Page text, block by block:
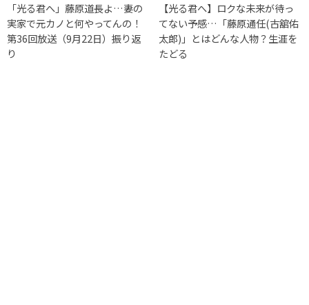
「光る君へ」藤原道長よ…妻の
実家で元カノと何やってんの！
第36回放送（9月22日）振り返
り
【光る君へ】ロクな未来が待っ
てない予感…「藤原通任(古舘佑
太郎)」とはどんな人物？生涯を
たどる